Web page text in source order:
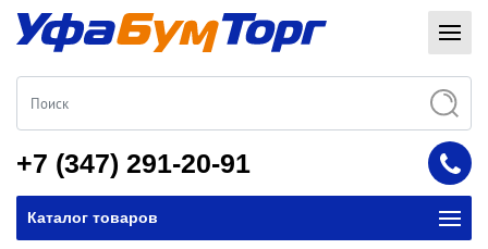
+7 (347) 291-20-91
Каталог товаров